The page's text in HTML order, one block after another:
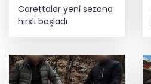
Carettalar yeni sezona
hırslı başladı